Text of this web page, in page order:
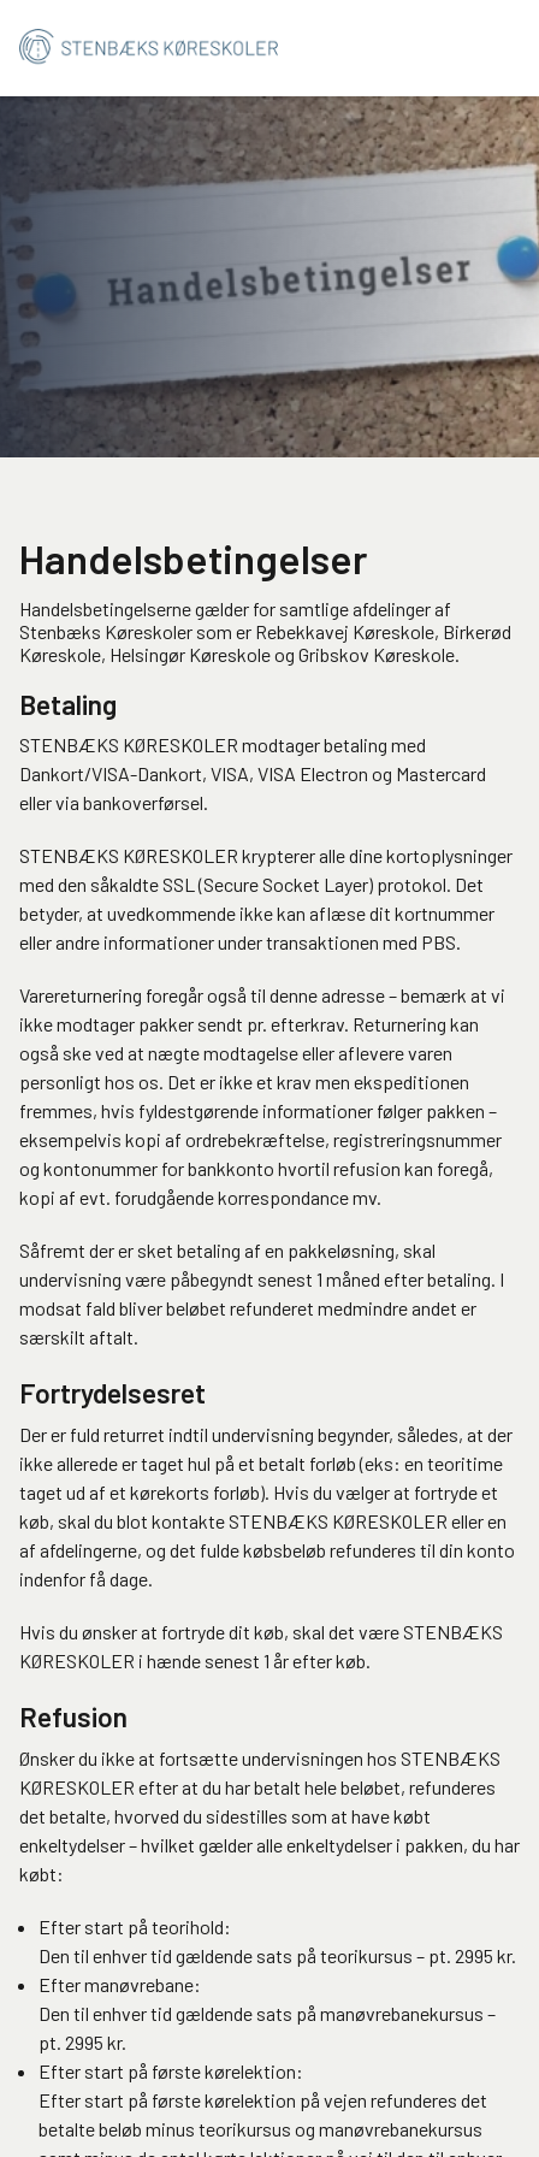
Handelsbetingelser
Handelsbetingelserne gælder for samtlige afdelinger af
Stenbæks Køreskoler som er Rebekkavej Køreskole, Birkerød
Køreskole, Helsingør Køreskole og Gribskov Køreskole.
Betaling
STENBÆKS KØRESKOLER modtager betaling med
Dankort/VISA-Dankort, VISA, VISA Electron og Mastercard
eller via bankoverførsel.
STENBÆKS KØRESKOLER krypterer alle dine kortoplysninger
med den såkaldte SSL (Secure Socket Layer) protokol. Det
betyder, at uvedkommende ikke kan aflæse dit kortnummer
eller andre informationer under transaktionen med PBS.
Varereturnering foregår også til denne adresse – bemærk at vi
ikke modtager pakker sendt pr. efterkrav. Returnering kan
også ske ved at nægte modtagelse eller aflevere varen
personligt hos os. Det er ikke et krav men ekspeditionen
fremmes, hvis fyldestgørende informationer følger pakken –
eksempelvis kopi af ordrebekræftelse, registreringsnummer
og kontonummer for bankkonto hvortil refusion kan foregå,
kopi af evt. forudgående korrespondance mv.
Såfremt der er sket betaling af en pakkeløsning, skal
undervisning være påbegyndt senest 1 måned efter betaling. I
modsat fald bliver beløbet refunderet medmindre andet er
særskilt aftalt.
Fortrydelsesret
Der er fuld returret indtil undervisning begynder, således, at der
ikke allerede er taget hul på et betalt forløb (eks: en teoritime
taget ud af et kørekorts forløb). Hvis du vælger at fortryde et
køb, skal du blot kontakte STENBÆKS KØRESKOLER eller en
af afdelingerne, og det fulde købsbeløb refunderes til din konto
indenfor få dage.
Hvis du ønsker at fortryde dit køb, skal det være STENBÆKS
KØRESKOLER i hænde senest 1 år efter køb.
Refusion
Ønsker du ikke at fortsætte undervisningen hos STENBÆKS
KØRESKOLER efter at du har betalt hele beløbet, refunderes
det betalte, hvorved du sidestilles som at have købt
enkeltydelser – hvilket gælder alle enkeltydelser i pakken, du har
købt:
Efter start på teorihold:
Den til enhver tid gældende sats på teorikursus – pt. 2995 kr.
Efter manøvrebane:
Den til enhver tid gældende sats på manøvrebanekursus –
pt. 2995 kr.
Efter start på første kørelektion:
Efter start på første kørelektion på vejen refunderes det
betalte beløb minus teorikursus og manøvrebanekursus